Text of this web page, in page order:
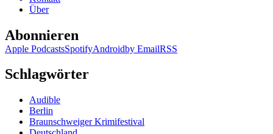
Über
Abonnieren
Apple PodcastsSpotifyAndroidby EmailRSS
Schlagwörter
Audible
Berlin
Braunschweiger Krimifestival